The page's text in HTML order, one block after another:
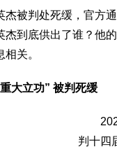
判处死缓，官方通
杰到底供出了谁？他
关。
大立功” 被判死缓
2025
判十四